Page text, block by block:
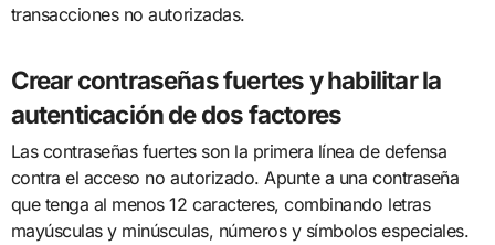
transacciones no autorizadas.
Crear contraseñas fuertes y habilitar la
autenticación de dos factores
Las contraseñas fuertes son la primera línea de defensa
contra el acceso no autorizado. Apunte a una contraseña
que tenga al menos 12 caracteres, combinando letras
mayúsculas y minúsculas, números y símbolos especiales.